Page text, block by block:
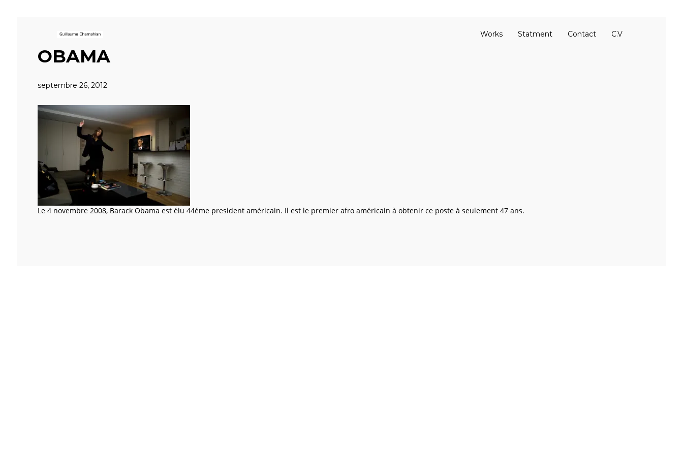
Works Statment Contact C.V
OBAMA
septembre 26, 2012
Le 4 novembre 2008, Barack Obama est élu 44éme president américain. Il est le premier afro américain à obtenir ce poste à seulement 47 ans.